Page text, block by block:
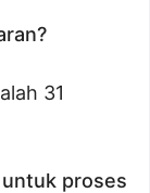
31
untuk proses